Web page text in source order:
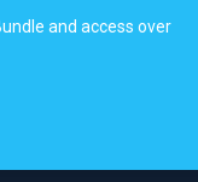
and access over